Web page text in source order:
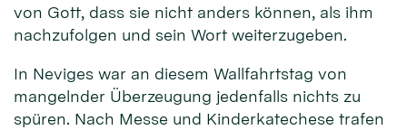
von Gott, dass sie nicht anders können, als ihm
nachzufolgen und sein Wort weiterzugeben.
In Neviges war an diesem Wallfahrtstag von
mangelnder Überzeugung jedenfalls nichts zu
spüren. Nach Messe und Kinderkatechese trafen